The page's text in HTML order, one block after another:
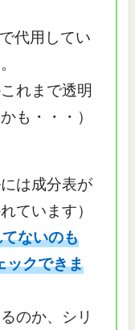
代用してい
れまで透明
も・・・）
は成分表が
ています）
ないのも
ックできま
のか、シリ